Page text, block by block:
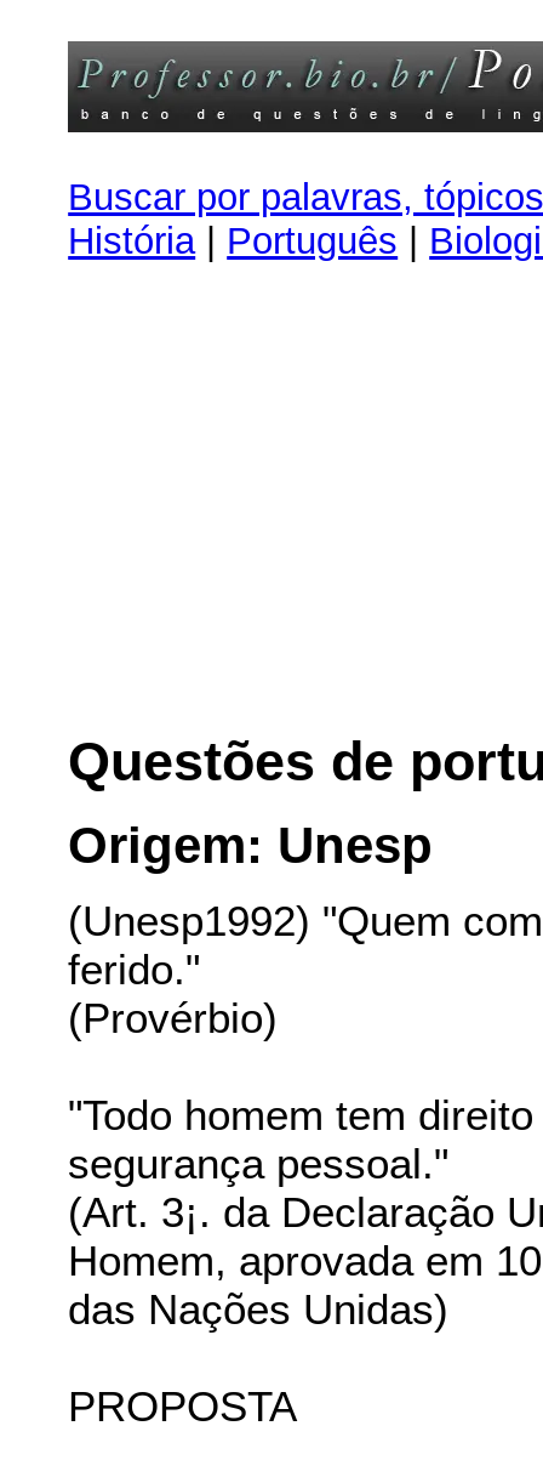
Buscar por palavras,
História| Português |
Questões de
Origem: Unesp
(Unesp1992) "Quem
ferido."
(Provérbio)
"Todo homem tem
segurança pessoal."
(Art. 3¡. da Declaração
Homem, aprovada em
das Nações Unidas)
PROPOSTA